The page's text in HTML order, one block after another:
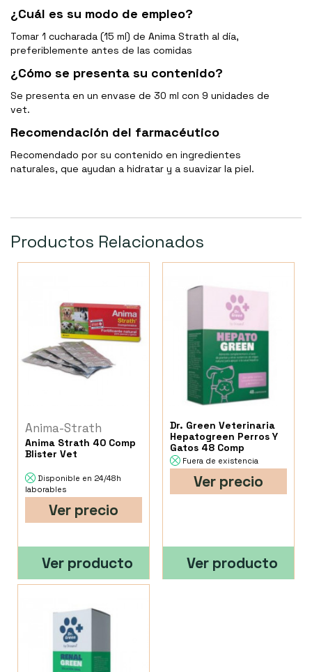
¿Cuál es su modo de empleo?
Tomar 1 cucharada (15 ml) de Anima Strath al día,
preferiblemente antes de las comidas
¿Cómo se presenta su contenido?
Se presenta en un envase de 30 ml con 9 unidades de
vet.
Recomendación del farmacéutico
Recomendado por su contenido en ingredientes
naturales, que ayudan a hidratar y a suavizar la piel.
Productos Relacionados
Anima-Strath
Anima Strath 40 Comp
Blister Vet
Disponible en 24/48h
laborables
Ver precio
Ver producto
Dr. Green Veterinaria
Hepatogreen Perros Y
Gatos 48 Comp
Fuera de existencia
Ver precio
Ver producto